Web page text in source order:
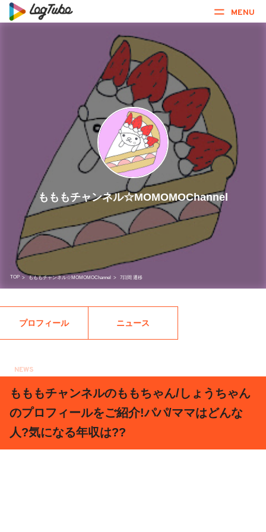
MENU
もももチャンネル☆MOMOMOChannel
TOP > もももチャンネル☆MOMOMOChannel > 7日間 遷移
プロフィール ニュース
NEWS
もももチャンネルのももちゃん/しょうちゃん
のプロフィールをご紹介!パパ/ママはどんな
人?気になる年収は??